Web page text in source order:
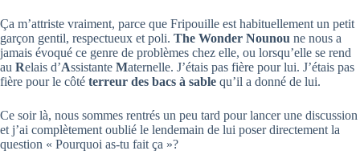
Ça m’attriste vraiment, parce que Fripouille est habituellement un petit
garçon gentil, respectueux et poli. The Wonder Nounou ne nous a
jamais évoqué ce genre de problèmes chez elle, ou lorsqu’elle se rend
au Relais d’Assistante Maternelle. J’étais pas fière pour lui. J’étais pas
fière pour le côté terreur des bacs à sable qu’il a donné de lui.
Ce soir là, nous sommes rentrés un peu tard pour lancer une discussion
et j’ai complètement oublié le lendemain de lui poser directement la
question « Pourquoi as-tu fait ça »?